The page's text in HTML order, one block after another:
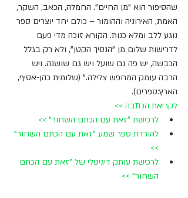
שהסיפור הוא "מן החיים". החמלה, הכאב, השקר,
האמת, האירוניה וההומור – כולם יחד יוצרים ספר
נוגע ללב ומלא כנות. הקורא זוכה מדי פעם
לדרישות שלום מן "הנסיך הקטן", ולא רק בגלל
הכבשה, יש פה גם שועל ויש גם שושנה. ויש
הרבה עומק המחפש צלילה." (שלומית כהן-אסיף,
הארץ:ספרים).
לקריאת הכתבה >>
לרכישת "זאת עם הכתם השחור" >>
להורדת ספר שמע "זאת עם הכתם השחור"
>>
לרכישת עותק דיגיטלי של "זאת עם הכתם
השחור" >>